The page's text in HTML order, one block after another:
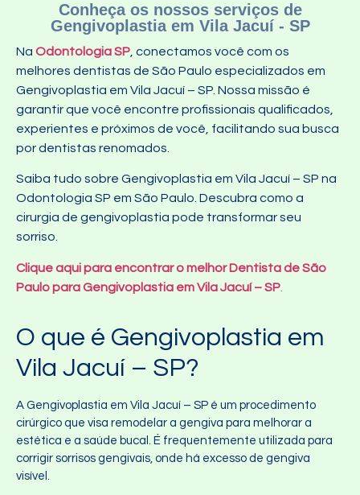
Conheça os nossos serviços de
Gengivoplastia em Vila Jacuí - SP
Na Odontologia SP , conectamos você com os
melhores dentistas de São Paulo especializados em
Gengivoplastia em Vila Jacuí – SP. Nossa missão é
garantir que você encontre profissionais qualificados,
experientes e próximos de você, facilitando sua busca
por dentistas renomados.
Saiba tudo sobre Gengivoplastia em Vila Jacuí – SP na
Odontologia SP em São Paulo. Descubra como a
cirurgia de gengivoplastia pode transformar seu
sorriso.
Clique aqui para encontrar o melhor Dentista de São
Paulo para Gengivoplastia em Vila Jacuí – SP
O que é Gengivoplastia em
Vila Jacuí – SP?
A Gengivoplastia em Vila Jacuí – SP é um procedimento
cirúrgico que visa remodelar a gengiva para melhorar a
estética e a saúde bucal. É frequentemente utilizada para
corrigir sorrisos gengivais, onde há excesso de gengiva
visível.